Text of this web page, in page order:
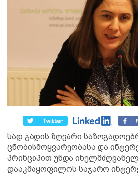
სად გადის ზღვარი
ცნობისმოყვარეობასა და
პრინციპით უნდა
დააკმაყოფილოს საჯარო